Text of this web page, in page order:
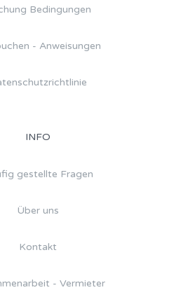
Bedingungen
- Anweisungen
INFO
gestellte Fragen
Über uns
Kontakt
- Vermieter